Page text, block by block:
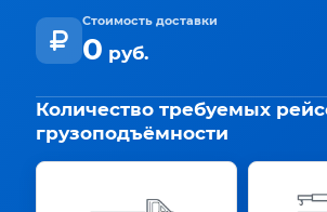
Стоимость доставки
0 руб.
Количество требуемых
грузоподъёмности